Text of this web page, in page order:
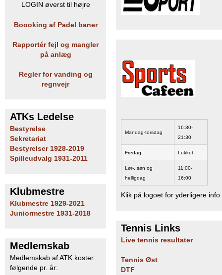
LOGIN øverst til højre
Boooking af Padel baner
Rapportér fejl og mangler
på anlæg
Regler for vanding og
regnvejr
ATKs Ledelse
Bestyrelse
Sekretariat
Bestyrelser 1928-2019
Spilleudvalg 1931-2011
Klubmestre
Klubmestre 1929-2021
Juniormestre 1931-2018
Medlemskab
Medlemskab af ATK koster
følgende pr. år:
Mandag-torsdag
16:30-
21:30
Fredag Lukket
Lør-, søn og
helligdag
11:00-
16:00
Klik på logoet for yderligere info
Tennis Links
Live tennis resultater
Tennis Øst
DTF